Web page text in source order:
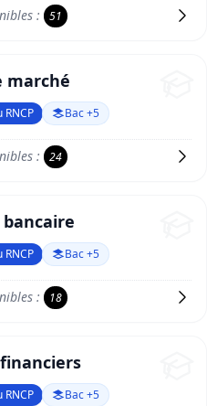
: 51
marché
Bac +5
: 24
Bac +5
: 18
Bac +5